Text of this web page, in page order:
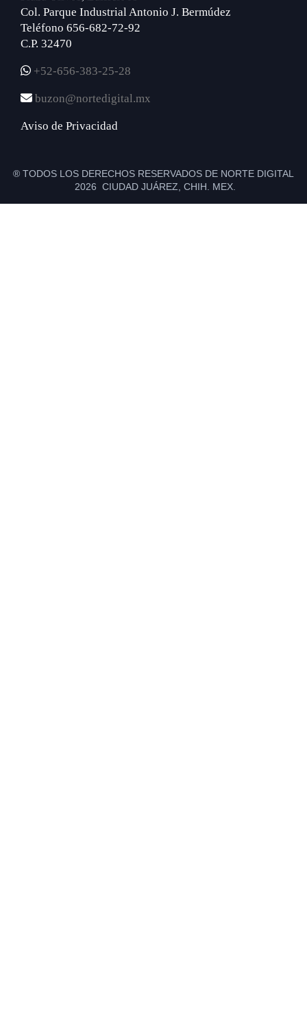
Col. Parque Industrial Antonio J. Bermúdez
Teléfono 656-682-72-92
C.P. 32470
+52-656-383-25-28
buzon@nortedigital.mx
Aviso de Privacidad
® TODOS LOS DERECHOS RESERVADOS DE NORTE DIGITAL
2026 CIUDAD JUÁREZ, CHIH. MEX.